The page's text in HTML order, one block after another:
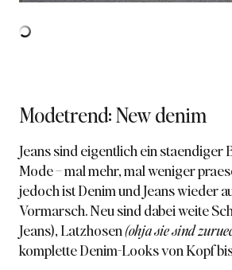
Modetrend: New denim
Jeans sind eigentlich ein staendiger
Mode – mal mehr, mal weniger
jedoch ist Denim und Jeans wieder
Vormarsch. Neu sind dabei weite
Jeans), Latzhosen(ohja sie sind
komplette Denim-Looks von Kopf